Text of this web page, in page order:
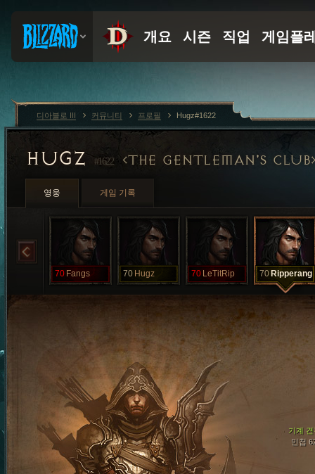
HUGZ #1622 THE GENTLEMAN'S CLUB
영웅 게임 기록
70 Fangs 70 Hugz 70 LeTitRip 70 Ripperang
기계 견
민첩
디아블로 III 커뮤니티 프로필 Hugz#1622